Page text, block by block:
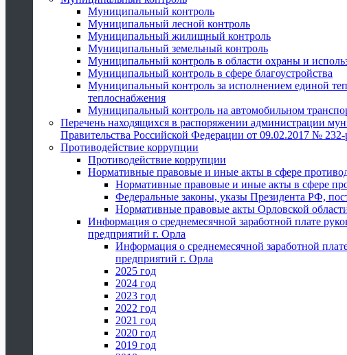
Муниципальный контроль
Муниципальный лесной контроль
Муниципальный жилищный контроль
Муниципальный земельный контроль
Муниципальный контроль в области охраны и
Муниципальный контроль в сфере благоустройства
Муниципальный контроль за исполнением единой
теплоснабжения
Муниципальный контроль на автомобильном
Перечень находящихся в распоряжении администрации
Правительства Российской Федерации от 09.02.2017 № 232-
Противодействие коррупции
Противодействие коррупции
Нормативные правовые и иные акты в сфере
Нормативные правовые и иные акты в сфере
Федеральные законы, указы Президента РФ,
Нормативные правовые акты Орловской
Информация о среднемесячной заработной плате
предприятий г. Орла
Информация о среднемесячной заработной
предприятий г. Орла
2025 год
2024 год
2023 год
2022 год
2021 год
2020 год
2019 год